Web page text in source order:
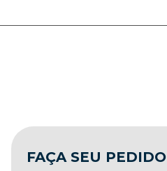
FAÇA SEU PEDIDO